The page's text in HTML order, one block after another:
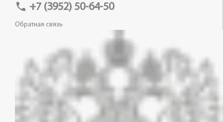
phone +7 (3952) 50-64-50
Обратная связь